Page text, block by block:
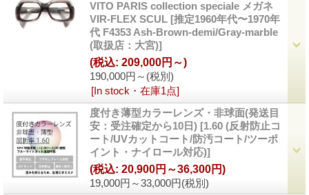
VITO PARIS collection speciale メガネ
VIR-FLEX SCUL [推定1960年代〜1970年
代 F4353 Ash-Brown-demi/Gray-marble
(取扱店：大宮)]
190,000円～ (税別)
(税込: 209,000円～)
[In stock・在庫1点]
度付き薄型カラーレンズ・非球面(発送目
安：受注確定から10日) [1.60 (反射防止コ
ート/UVカットコート/防汚コート/ツーポ
イント・ナイロール対応)]
19,000円～33,000円(税別)
(税込: 20,900円～36,300円)